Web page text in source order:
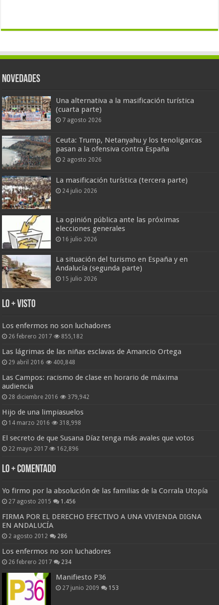
Novedades
Una alternativa a la masificación turística
(cuarta parte)
7 agosto 2026
Ceuta: Trump, Netanyahu y los tenoligarcas
pasan a la ofensiva contra España
2 agosto 2026
La masificación turística (tercera parte)
24 julio 2026
La opinión pública ante las próximas
elecciones generales
16 julio 2026
La situación del turismo en España y en
Andalucía (segunda parte)
15 julio 2026
Lo + Visto
Los enfermos no son luchadores
26 febrero 2017 855,182
Las lágrimas de las niñas esclavas de Amancio Ortega
29 abril 2016 400,848
Las Campos: racismo de clase en horario de máxima
audiencia
28 diciembre 2016 379,942
Hijo de una limpiasuelos
14 marzo 2016 318,998
El secreto de que Susana Díaz tenga más avales que votos
22 mayo 2017 162,896
Lo + Comentado
Yo firmo por la absolución de las familias de la Corrala Utopía
27 agosto 2015 1.456
FIRMA POR EL DERECHO EFECTIVO A UNA VIVIENDA DIGNA
EN ANDALUCÍA
2 agosto 2012 286
Los enfermos no son luchadores
26 febrero 2017 234
Manifiesto P36
27 junio 2009 153